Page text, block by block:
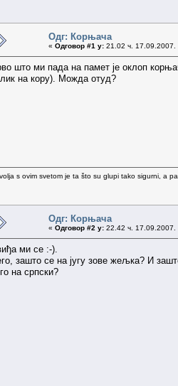
Одг: Корњача
« Одговор #1 у: 21.02 ч. 17.09.2007.
што ми пада на памет је оклоп
на кору). Можда отуд?
s ovim svetom je ta što su glupi tako sigurni, a
Одг: Корњача
« Одговор #2 у: 22.42 ч. 17.09.2007.
ми се :-).
зашто се на југу зове жељка? И
на српски?